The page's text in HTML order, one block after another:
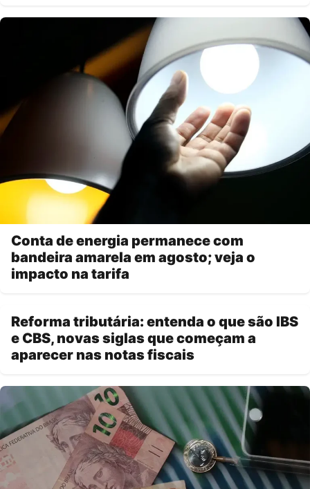
Conta de energia permanece com
bandeira amarela em agosto; veja o
impacto na tarifa
Reforma tributária: entenda o que são IBS
e CBS, novas siglas que começam a
aparecer nas notas fiscais